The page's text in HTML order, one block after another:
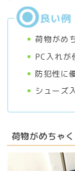
荷物がめ
PC入れが
防犯性に
シューズ
荷物がめちゃ